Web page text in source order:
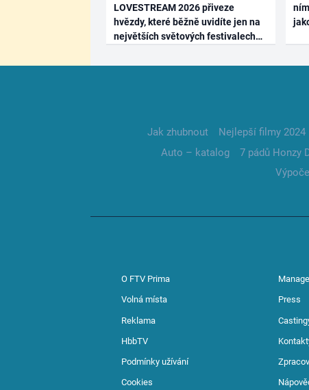
LOVESTREAM 2026 přiveze
hvězdy, které běžně uvidíte jen na
největších světových festivalech
Jak zhubnout Nejlepší filmy 2024
Auto – katalog
7 pádů Honzy
O FTV Prima
Volná místa Press
Reklama
HbbTV
Podmínky užívání
Cookies